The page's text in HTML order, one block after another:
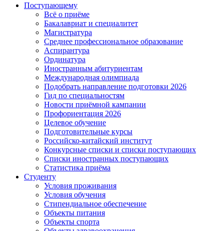
Поступающему
Всё о приёме
Бакалавриат и специалитет
Магистратура
Среднее профессиональное образование
Аспирантура
Ординатура
Иностранным абитуриентам
Международная олимпиада
Подобрать направление подготовки 2026
Гид по специальностям
Новости приёмной кампании
Профориентация 2026
Целевое обучение
Подготовительные курсы
Российско-китайский институт
Конкурсные списки и списки поступающих
Списки иностранных поступающих
Статистика приёма
Студенту
Условия проживания
Условия обучения
Стипендиальное обеспечение
Объекты питания
Объекты спорта